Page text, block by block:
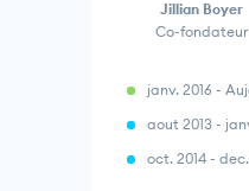
Jillian Boyer
Co-fondateur
janv. 2016 -
aout 2013 -
oct. 2014 - dec.